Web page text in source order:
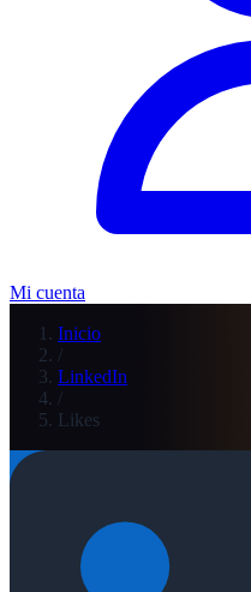
Mi cuenta
Inicio
/
LinkedIn
/
Likes